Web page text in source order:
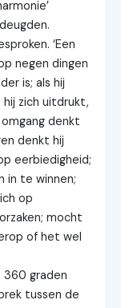
‘Een
negen dingen
is; als hij
zich uitdrukt,
denkt
denkt hij
eerbiedigheid;
in te winnen;
op
mocht
of het wel
360 graden
tussen de